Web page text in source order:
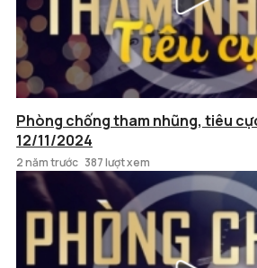
Phòng chống tham nhũng, tiêu
12/11/2024
2 năm trước 387 lượt xem